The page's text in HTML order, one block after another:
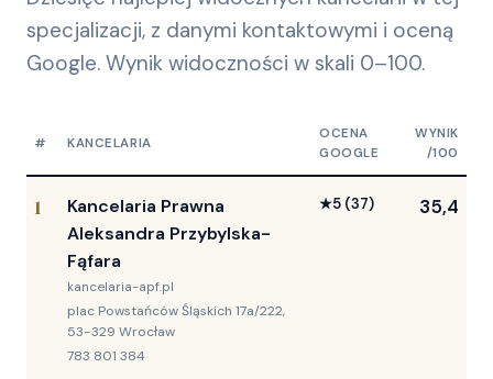
specjalizacji, z danymi kontaktowymi i oceną
Google. Wynik widoczności w skali 0–100.
# KANCELARIA
OCENA
GOOGLE
WYNIK
/100
1
Kancelaria Prawna
Aleksandra Przybylska-
Fąfara
kancelaria-apf.pl
plac Powstańców Śląskich 17a/222,
53-329 Wrocław
783 801 384
★5 (37) 35,4